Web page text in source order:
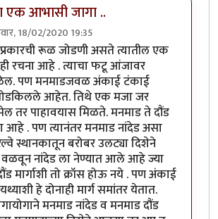
एक आभासी जागा ..
18/02/2020 19:35
रूळ जोडणी असते त्यातील एक
रचना आहे . त्याचा फटू आंजावर
पण मनमाडजवळ अंकाई टंकाई
आहेत. तिथे एक मजा जर
तर पाहावयास मिळते. मनमाड ते दौंड
आहे . पण त्यानंतर मनमाड नांदेड असा
स्थानकातून बरोबर उलट्या दिशेने
वळवून नांदेड ला नेण्यात आले आहे ज्या
मार्गाशी तो क्रॉस होऊ नये . पण अंकाई
हे दोनाही मार्ग समांतर येतात.
मनमाड नांदेड व मनमाड दौंड